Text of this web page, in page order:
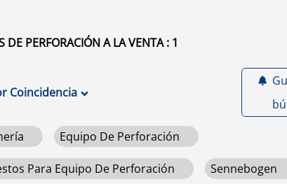
DE PERFORACIÓN A LA VENTA : 1
Coincidencia
Equipo De Perforación
Para Equipo De Perforación Sennebogen